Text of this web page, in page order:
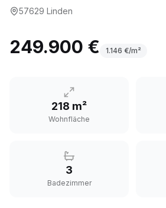
57629 Linden
249.900 € 1.146 €/m²
218 m²
Wohnfläche
3
Badezimmer